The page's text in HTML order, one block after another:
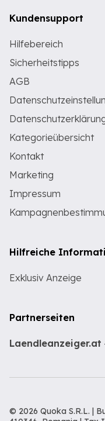
Kundensupport
Hilfebereich
Sicherheitstipps
AGB
Kategorieübersicht
Kontakt
Marketing
Impressum
Hilfreiche
Exklusiv Anzeige
Partnerseiten
Laendleanzeiger.at
© 2026 Quoka S.R.L. |